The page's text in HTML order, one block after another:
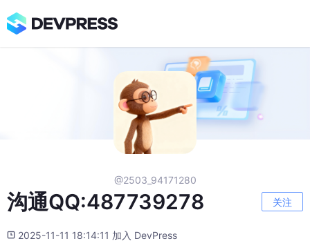
@2503_94171280
沟通QQ:487739278 关注
2025-11-11 18:14:11 加入 DevPress